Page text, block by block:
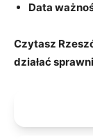
Data
Czytasz
działać